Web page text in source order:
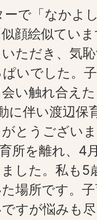
で「なかよ
顔絵似てい
ただき、気
いでした。
い触れ合え
に伴い渡辺保
とうござい
所を離れ、4
した。私も5
場所です。
すが悩みも